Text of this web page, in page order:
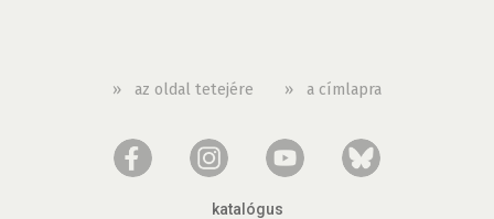
» az oldal tetejére » a címlapra
katalógus